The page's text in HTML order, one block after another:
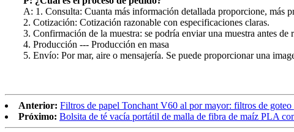
A: 1. Consulta: Cuanta más información detallada proporcione, más
2. Cotización: Cotización razonable con especificaciones claras.
3. Confirmación de la muestra: se podría enviar una muestra antes de
4. Producción --- Producción en masa
5. Envío: Por mar, aire o mensajería. Se puede proporcionar una
Anterior: Filtros de papel Tonchant V60 al por mayor: filtros de
Próximo: Bolsita de té vacía portátil de malla de fibra de maíz PLA